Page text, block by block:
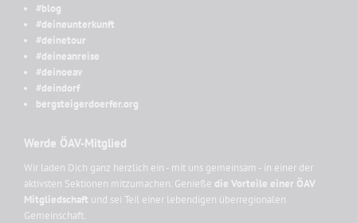
#blog
#deineunterkunft
#deinetour
#deineanreise
#deinoeav
#deindorf
bergsteigerdoerfer.org
Werde ÖAV-Mitglied
Wir laden Dich ganz herzlich ein - mit uns gemeinsam - in einer der
aktivsten Sektionen mitzumachen. Genieße die Vorteile einer ÖAV
Mitgliedschaft und sei Teil einer lebendigen überregionalen
Gemeinschaft.